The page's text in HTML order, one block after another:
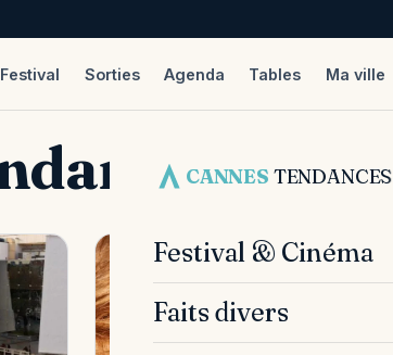
Festival Sorties Agenda Tables Ma ville
CANNES TENDANCES
Festival & Cinéma
Faits divers